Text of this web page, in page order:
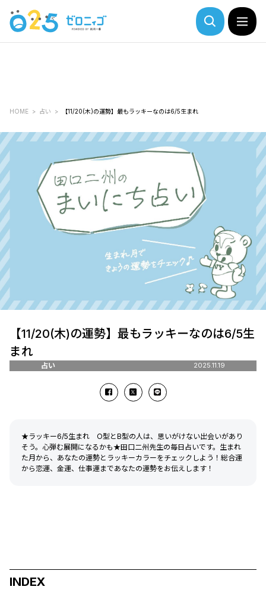
HOME 占い 【11/20(木)の運勢】最もラッキーなのは6/5生まれ
【11/20(木)の運勢】最もラッキーなのは6/5生
まれ
占い 2025.11.19
★ラッキー6/5生まれ O型とB型の人は、思いがけない出会いがあり
そう。心弾む展開になるかも★田口二州先生の毎日占いです。生まれ
た月から、あなたの運勢とラッキーカラーをチェックしよう！総合運
から恋運、金運、仕事運まであなたの運勢をお伝えします！
INDEX